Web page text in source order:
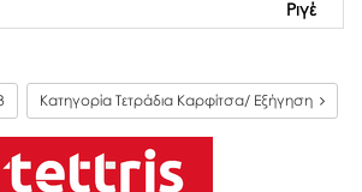
Ριγέ
Κατηγορία Τετράδια Καρφίτσα/ Εξήγηση